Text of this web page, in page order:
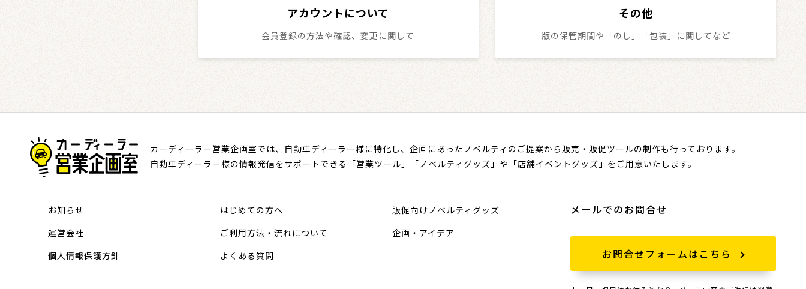
アカウントについて
会員登録の方法や確認、変更に関して
その他
版の保管期間や「のし」「包装」に関してなど
カーディーラー営業企画室では、自動車ディーラー様に特化し、企画にあったノベルティのご提案から販売・販促ツールの制作も行っております。
自動車ディーラー様の情報発信をサポートできる「営業ツール」「ノベルティグッズ」や「店舗イベントグッズ」をご用意いたします。
お知らせ
運営会社
個人情報保護方針
はじめての方へ
ご利用方法・流れについて
よくある質問
販促向けノベルティグッズ
企画・アイデア
メールでのお問合せ
お問合せフォームはこちら